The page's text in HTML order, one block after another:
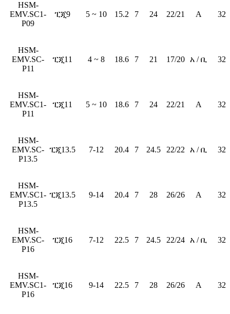
HSM-
EMV.SC1-
P09
ፒጂ9 5 ~ 10 15.2 7 24 22/21 A 32
HSM-
EMV.SC-
P11
ፒጂ11 4 ~ 8 18.6 7 21 17/20 አ / ቢ 32
HSM-
EMV.SC1-
P11
ፒጂ11 5 ~ 10 18.6 7 24 22/21 A 32
HSM-
EMV.SC-
P13.5
ፒጂ13.5 7-12 20.4 7 24.5 22/22 አ / ቢ 32
HSM-
EMV.SC1-
P13.5
ፒጂ13.5 9-14 20.4 7 28 26/26 A 32
HSM-
EMV.SC-
P16
ፒጂ16 7-12 22.5 7 24.5 22/24 አ / ቢ 32
HSM-
EMV.SC1-
P16
ፒጂ16 9-14 22.5 7 28 26/26 A 32